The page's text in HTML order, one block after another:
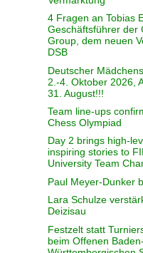
4 Fragen an Tobias
Geschäftsführer der
Group, dem neuen
DSB
Deutscher
2.-4. Oktober 2026,
31. August!!!
Team line-ups
Chess Olympiad
Day 2 brings high-
inspiring stories to
University Team
Paul Meyer-Dunker
Lara Schulze
Deizisau
Festzelt statt
beim Offenen Baden-